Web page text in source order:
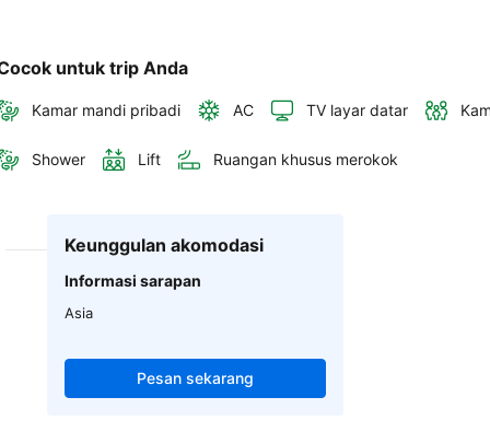
untuk trip Anda
Kamar mandi pribadi AC TV layar datar
Shower Lift Ruangan khusus merokok
Keunggulan akomodasi
Informasi sarapan
Asia
Pesan sekarang